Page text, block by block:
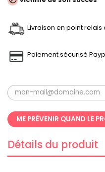
Livraison en point
Paiement sécurisé
ME PRÉVENIR QUAND LE
Détails du produit